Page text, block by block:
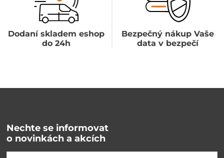
Dodaní skladem eshop
do 24h
Bezpečný nákup Vaše
data v bezpečí
Nechte se informovat
o novinkách a akcích